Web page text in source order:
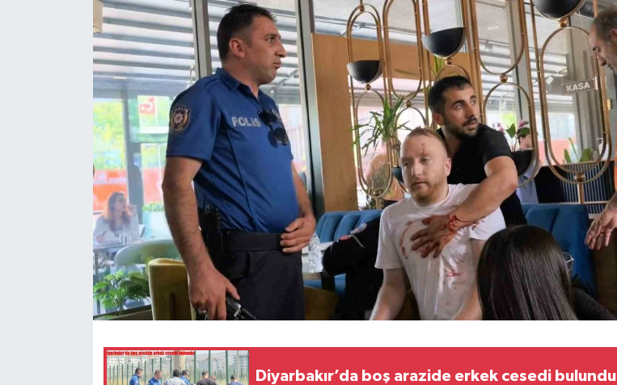
Diyarbakır’da boş arazide erkek cesedi bulundu
Siyaset
Teknoloji
Kültür Sanat
Hasköy
Bulanık
Malazgirt